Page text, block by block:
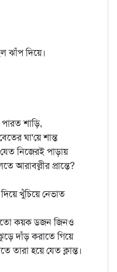
শাড়ি,
ঘা'য়ে শান্ত
নিজেরই পাড়ায়
আরাবল্লীর প্রান্তে?
খুঁচিয়ে নেভাত
কয়ক ডজন জিনও
দাঁড় করাতে গিয়ে
তারা হয়ে যেত ক্লান্ত।